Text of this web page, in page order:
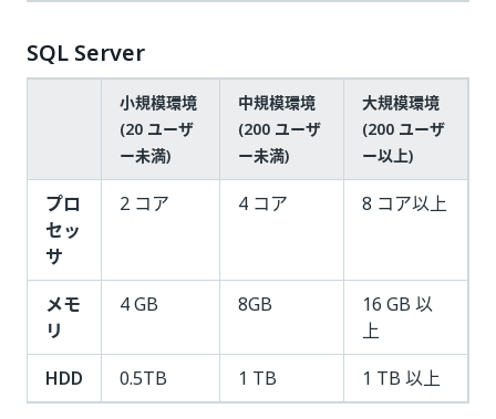
SQL Server
小規模環境
(20 ユーザ
ー未満)
中規模環境
(200 ユーザ
ー未満)
大規模環境
(200 ユーザ
ー以上)
プロ
セッ
サ
2 コア 4 コア 8 コア以上
メモ
リ
4 GB 8GB
16 GB 以
上
HDD
0.5TB 1 TB 1 TB 以上